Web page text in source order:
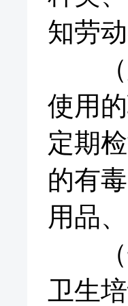
知劳
（六
使用
定期
的有
用品
（七
卫生